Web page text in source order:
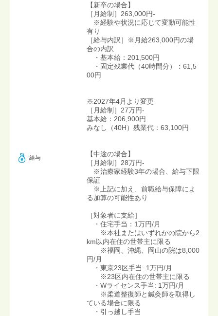
給与
【新卒の場合】
［月給制］263,000円-
※経験や状況に応じて変動可能性
有り
［給与内訳］※月給263,000円の場
合の内訳
・基本給：201,500円
・固定残業代（40時間分）：61,5
00円
※2027年4月より変更
［月給制］27万円-
基本給：206,900円
みなし（40H）残業代：63,100円
【中途の場合】
［月給制］28万円-
※治療家経験3年の場合、給与下限
保証
※上記に加え、前職給与保障によ
る加算の可能性あり
［対象者に支給］
・住宅手当：1万円/月
※本社またはいずれかの院から2
km以内在住の世帯主に限る
※福岡、沖縄、岡山の院は8,000
円/月
・東京23区手当: 1万円/月
※23区内在住の世帯主に限る
・Wライセンス手当: 1万円/月
※柔道整復師と鍼灸師を取得し
ている場合に限る
・引っ越し手当